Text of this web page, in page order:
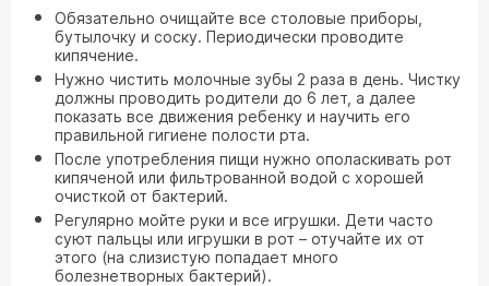
Обязательно очищайте все столовые приборы,
бутылочку и соску. Периодически проводите
кипячение.
Нужно чистить молочные зубы 2 раза в день. Чистку
должны проводить родители до 6 лет, а далее
показать все движения ребенку и научить его
правильной гигиене полости рта.
После употребления пищи нужно ополаскивать рот
кипяченой или фильтрованной водой с хорошей
очисткой от бактерий.
Регулярно мойте руки и все игрушки. Дети часто
суют пальцы или игрушки в рот – отучайте их от
этого (на слизистую попадает много
болезнетворных бактерий).